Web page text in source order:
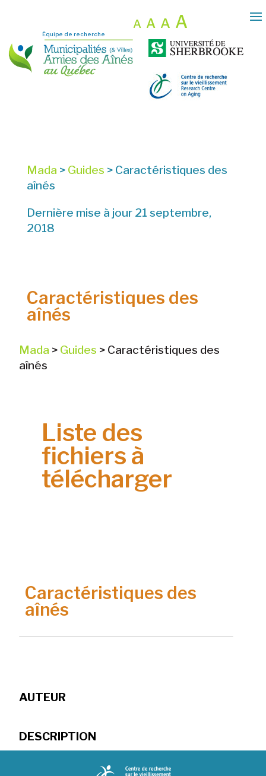
Équipe de recherche
A A A A
Mada > Guides > Caractéristiques des
aînés
Dernière mise à jour 21 septembre,
2018
Caractéristiques des
aînés
Mada > Guides > Caractéristiques des
aînés
Liste des
fichiers à
télécharger
Caractéristiques des
aînés
AUTEUR
DESCRIPTION